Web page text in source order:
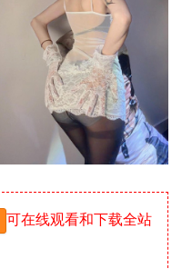
可在线观看和下载全站